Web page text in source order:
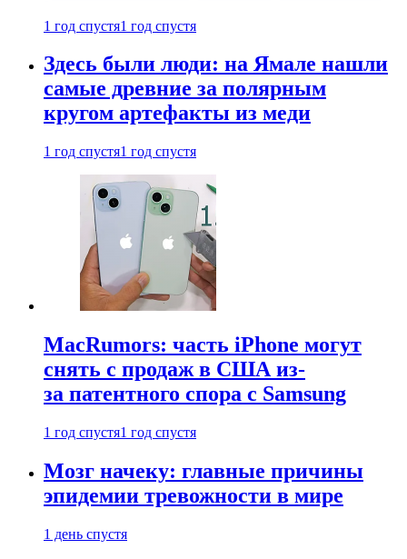
1 год спустя1 год спустя
Здесь были люди: на Ямале нашли
самые древние за полярным
кругом артефакты из меди
1 год спустя1 год спустя
MacRumors: часть iPhone могут
снять с продаж в США из-
за патентного спора с Samsung
1 год спустя1 год спустя
Мозг начеку: главные причины
эпидемии тревожности в мире
1 день спустя